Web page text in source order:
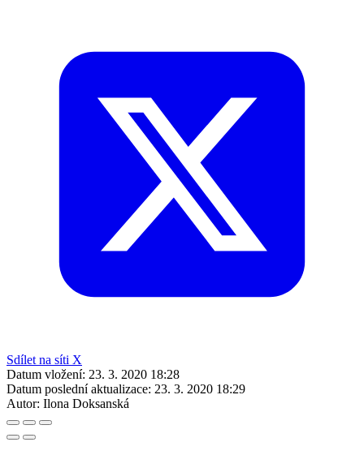
Sdílet na síti X
Datum vložení: 23. 3. 2020 18:28
Datum poslední aktualizace: 23. 3. 2020 18:29
Autor: Ilona Doksanská